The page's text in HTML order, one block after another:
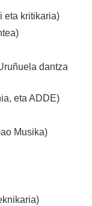
eta kritikaria)
dantza
eta ADDE)
Musika)